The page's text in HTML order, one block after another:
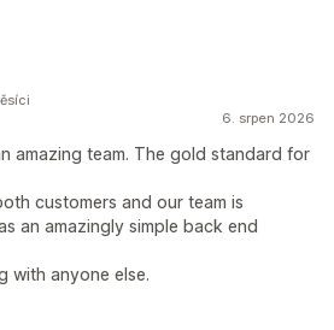
6. srpen 2026
amazing team. The gold standard for
customers and our team is
an amazingly simple back end
with anyone else.